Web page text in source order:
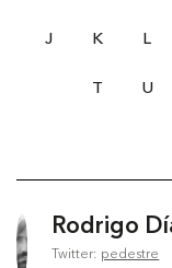
J K L
T U
Rodrigo
Twitter: pedestre